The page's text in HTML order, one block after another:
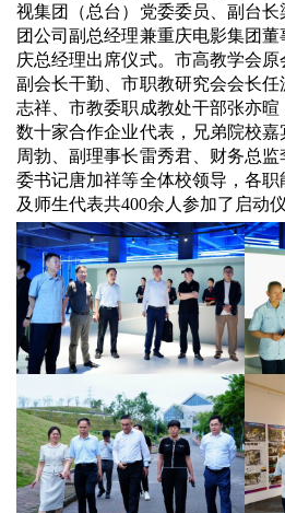
视集团（总台）党委委员、副台
团公司副总经理兼重庆电影集团
庆总经理出席仪式。市高教学会
副会长干勤、市职教研究会会长
志祥、市教委职成教处干部张亦
数十家合作企业代表，兄弟院校
周勃、副理事长雷秀君、财务总
委书记唐加祥等全体校领导，各职
及师生代表共400余人参加了启动仪